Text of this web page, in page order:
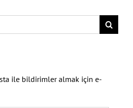
ile bildirimler almak için e-